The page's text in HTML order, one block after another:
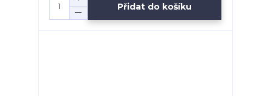
Přidat do košíku